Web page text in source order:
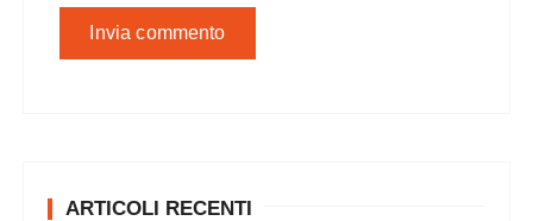
ARTICOLI RECENTI